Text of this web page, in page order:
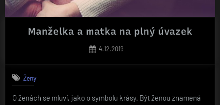
Manželka a matka na plný úvazek
Posted
4.12.2019
Ženy
O ženách se mluví, jako o symbolu krásy. Být ženou znamená